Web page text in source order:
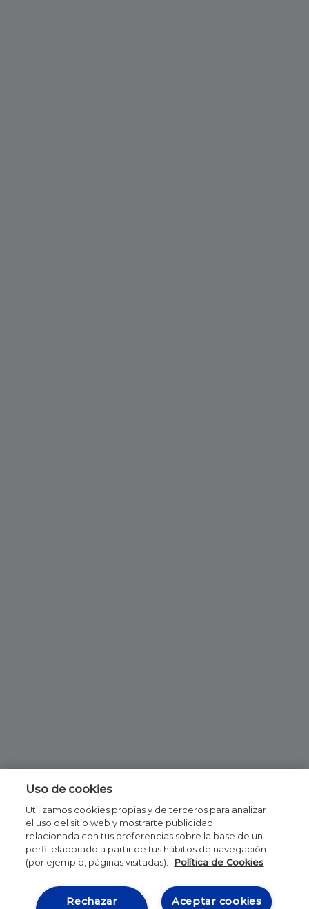
Uso de cookies
Utilizamos cookies propias y de terceros para analizar
el uso del sitio web y mostrarte publicidad
relacionada con tus preferencias sobre la base de un
perfil elaborado a partir de tus hábitos de navegación
(por ejemplo, páginas visitadas).
Política de Cookies
Aceptar cookies
Rechazar